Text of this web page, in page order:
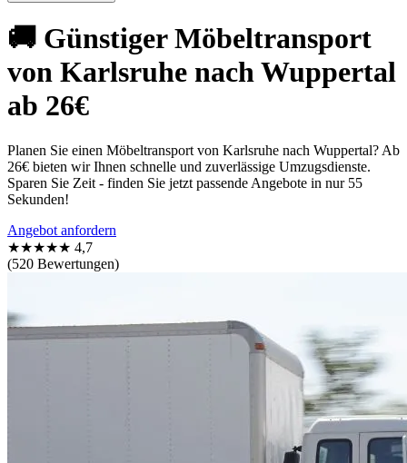
🚚 Günstiger Möbeltransport
von Karlsruhe nach Wuppertal
ab 26€
Planen Sie einen Möbeltransport von Karlsruhe nach Wuppertal? Ab
26€ bieten wir Ihnen schnelle und zuverlässige Umzugsdienste.
Sparen Sie Zeit - finden Sie jetzt passende Angebote in nur 55
Sekunden!
Angebot anfordern
★★★★★ 4,7
(520 Bewertungen)